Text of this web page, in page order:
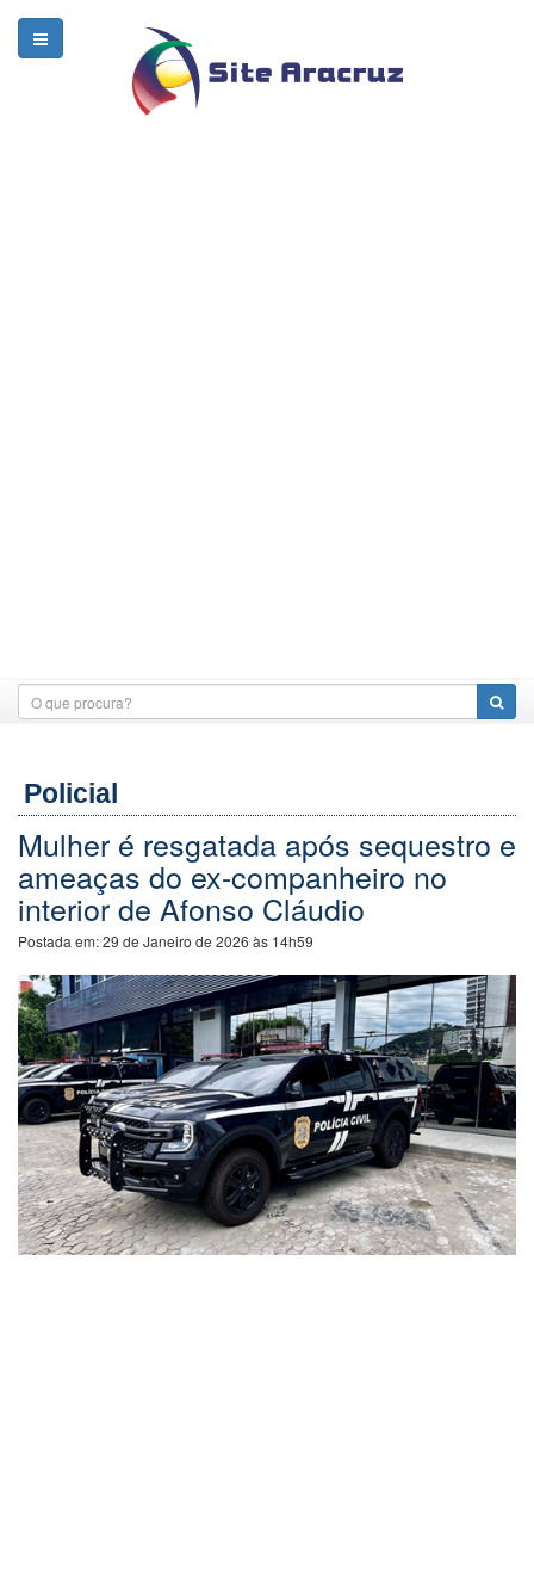
Policial
Mulher é resgatada após sequestro e
ameaças do ex-companheiro no
interior de Afonso Cláudio
Postada em:29 de Janeiro de 2026 às 14h59